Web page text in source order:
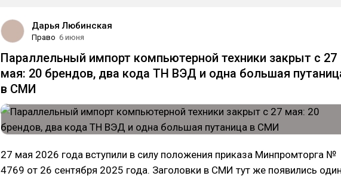
Дарья Любинская
Право 6 июня
Параллельный импорт компьютерной техники закрыт с 27
мая: 20 брендов, два кода ТН ВЭД и одна большая
в СМИ
27 мая 2026 года вступили в силу положения приказа Минпромторга №
4769 от 26 сентября 2025 года. Заголовки в СМИ тут же появились